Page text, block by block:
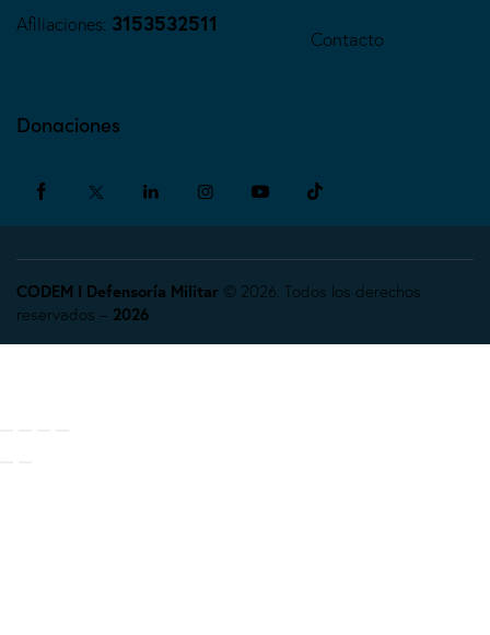
Afiliaciones: 3153532511
Contacto
Donaciones
CODEM I Defensoría Militar © 2026. Todos los derechos
reservados – 2026